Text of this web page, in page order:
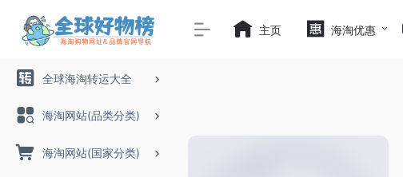
全球海淘转运大全
海淘网站(品类分类)
海淘网站(国家分类)
主页 海淘优惠